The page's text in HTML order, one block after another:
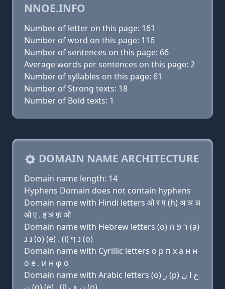
NNOE.INFO
Number of letter on this page: 161
Number of word on this page: 116
Number of sentences on this page: 66
Average words per sentences on this page: 2
Number of syllables on this page: 61
Number of Strong texts: 18
Number of Bold texts: 1
DOMAIN NAME ARCHITECTURE
Domain name length: 14
Hyphens Domain does not contain hyphens
Domain name with Hindi letters ओ र प (h) अ ञ ञ
ओ ए . इ ञ फ़ ओ
Domain name with Hebrew letters (ο) ר פּ ה (a)
נ נ (ο) (e) . (i) נ ף (ο)
Domain name with Cyrillic letters о р п х a н н
о e . и н φ о
Domain name with Arabic letters (o) ﺭ (p) ﺡ ﺍ ﻥ